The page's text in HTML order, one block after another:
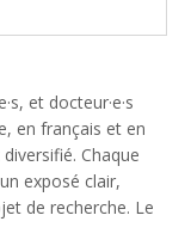
et docteur·e·s
en français et en
Chaque
exposé clair,
de recherche. Le